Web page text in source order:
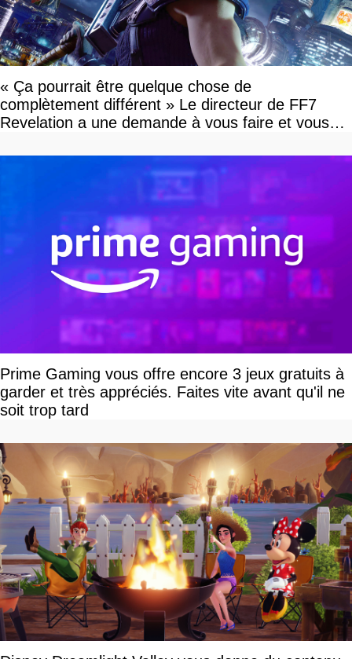
« Ça pourrait être quelque chose de
complètement différent » Le directeur de FF7
Revelation a une demande à vous faire et vous
Prime Gaming vous offre encore 3 jeux gratuits à
garder et très appréciés. Faites vite avant qu'il ne
soit trop tard